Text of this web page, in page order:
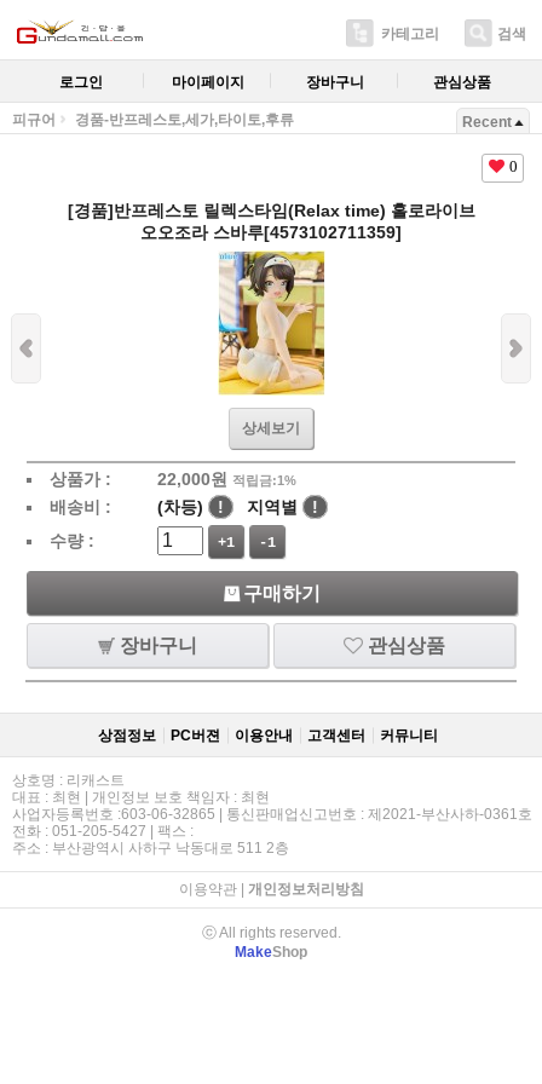
카테고리 검색
로그인 마이페이지 장바구니 관심상품
피규어 경품-반프레스토,세가,타이토,후류 Recent
0
[경품]반프레스토 릴렉스타임(Relax time) 홀로라이브
오오조라 스바루[4573102711359]
상세보기
상품가 : 22,000원 적립금:1%
배송비 : (차등) ! 지역별
!
수량 :
+1 -1
구매하기
장바구니 관심상품
상점정보 PC버젼 이용안내 고객센터 커뮤니티
상호명 : 리캐스트
대표 : 최현 | 개인정보 보호 책임자 : 최현
사업자등록번호 :603-06-32865 | 통신판매업신고번호 : 제2021-부산사하-0361호
전화 : 051-205-5427 | 팩스 :
주소 : 부산광역시 사하구 낙동대로 511 2층
이용약관| 개인정보처리방침
ⓒ All rights reserved.
MakeShop